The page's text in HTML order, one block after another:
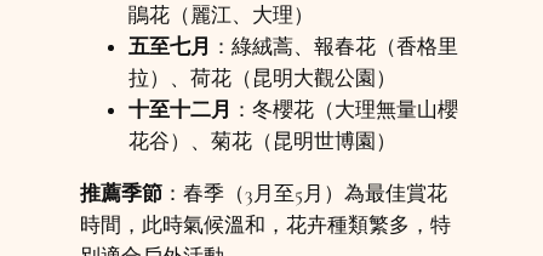
鵑花（麗江、大理）
五至七月 ：綠絨蒿、報春花（香格里
拉）、荷花（昆明大觀公園）
十至十二月 ：冬櫻花（大理無量山櫻
花谷）、菊花（昆明世博園）
推薦季節 ：春季（3月至5月）為最佳賞花
時間，此時氣候溫和，花卉種類繁多，特